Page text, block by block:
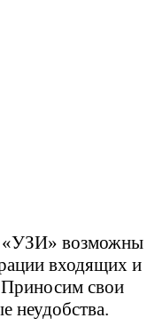
«УЗИ» возможны
входящих и
свои
неудобства.